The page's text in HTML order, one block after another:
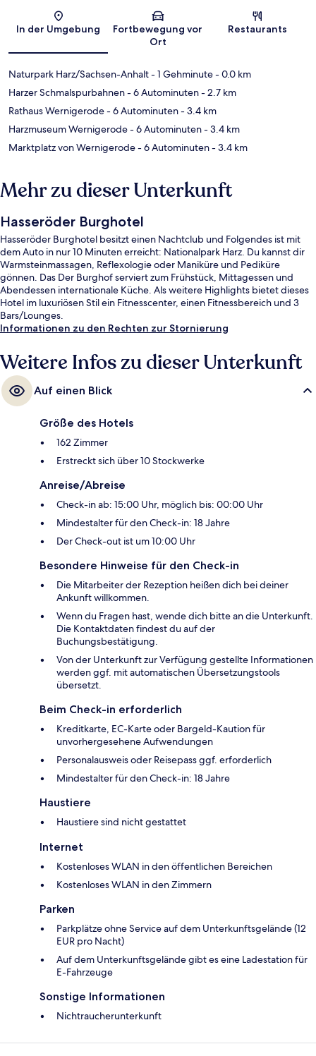
Karte
In der Umgebung
Fortbewegung vor
Ort
Restaurants
Naturpark Harz/Sachsen-Anhalt- 1 Gehminute- 0.0 km
Harzer Schmalspurbahnen- 6 Autominuten- 2.7 km
Rathaus Wernigerode- 6 Autominuten- 3.4 km
Harzmuseum Wernigerode- 6 Autominuten- 3.4 km
Marktplatz von Wernigerode- 6 Autominuten- 3.4 km
Mehr zu dieser Unterkunft
Hasseröder Burghotel
Hasseröder Burghotel besitzt einen Nachtclub und Folgendes ist mit
dem Auto in nur 10 Minuten erreicht: Nationalpark Harz. Du kannst dir
Warmsteinmassagen, Reflexologie oder Maniküre und Pediküre
gönnen. Das Der Burghof serviert zum Frühstück, Mittagessen und
Abendessen internationale Küche. Als weitere Highlights bietet dieses
Hotel im luxuriösen Stil ein Fitnesscenter, einen Fitnessbereich und 3
Bars/Lounges.
Informationen zu den Rechten zur Stornierung
Weitere Infos zu dieser Unterkunft
Auf einen Blick
Größe des Hotels
162 Zimmer
Erstreckt sich über 10 Stockwerke
Anreise/Abreise
Check-in ab: 15:00 Uhr, möglich bis: 00:00 Uhr
Mindestalter für den Check-in: 18 Jahre
Der Check-out ist um 10:00 Uhr
Besondere Hinweise für den Check-in
Die Mitarbeiter der Rezeption heißen dich bei deiner
Ankunft willkommen.
Wenn du Fragen hast, wende dich bitte an die Unterkunft.
Die Kontaktdaten findest du auf der
Buchungsbestätigung.
Von der Unterkunft zur Verfügung gestellte Informationen
werden ggf. mit automatischen Übersetzungstools
übersetzt.
Beim Check-in erforderlich
Kreditkarte, EC-Karte oder Bargeld-Kaution für
unvorhergesehene Aufwendungen
Personalausweis oder Reisepass ggf. erforderlich
Mindestalter für den Check-in: 18 Jahre
Haustiere
Haustiere sind nicht gestattet
Internet
Kostenloses WLAN in den öffentlichen Bereichen
Kostenloses WLAN in den Zimmern
Parken
Parkplätze ohne Service auf dem Unterkunftsgelände (12
EUR pro Nacht)
Auf dem Unterkunftsgelände gibt es eine Ladestation für
E-Fahrzeuge
Sonstige Informationen
Nichtraucherunterkunft